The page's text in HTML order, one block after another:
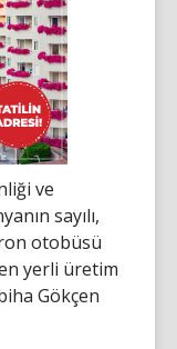
ve
sayılı,
otobüsü
yerli üretim
Gökçen